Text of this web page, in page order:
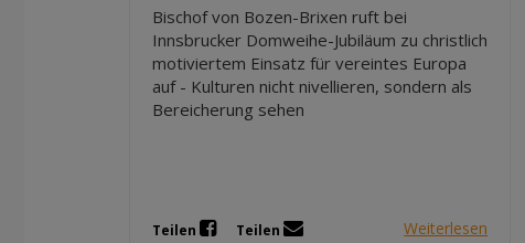
Bischof von Bozen-Brixen ruft bei
Innsbrucker Domweihe-Jubiläum zu christlich
motiviertem Einsatz für vereintes Europa
auf - Kulturen nicht nivellieren, sondern als
Bereicherung sehen
Teilen Teilen Weiterlesen